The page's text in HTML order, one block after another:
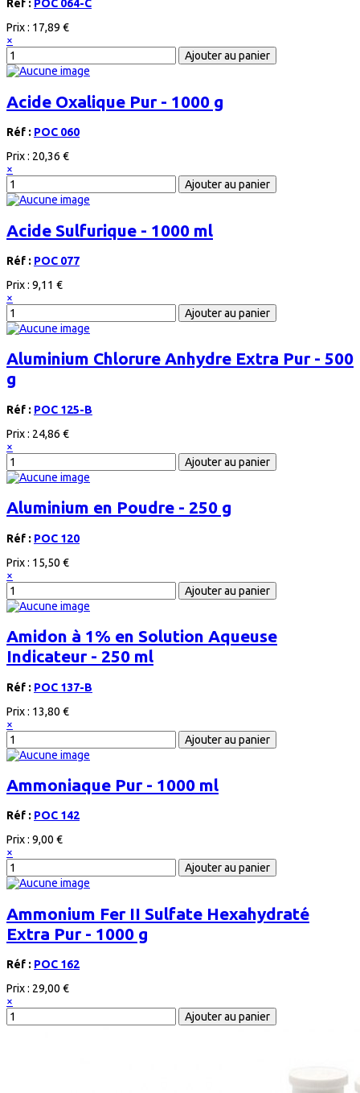
Réf : POC 064-C
Prix : 17,89 €
×
Acide Oxalique Pur - 1000 g
Réf : POC 060
Prix : 20,36 €
×
Acide Sulfurique - 1000 ml
Réf : POC 077
Prix : 9,11 €
×
Aluminium Chlorure Anhydre Extra Pur - 500
g
Réf : POC 125-B
Prix : 24,86 €
×
Aluminium en Poudre - 250 g
Réf : POC 120
Prix : 15,50 €
×
Amidon à 1% en Solution Aqueuse
Indicateur - 250 ml
Réf : POC 137-B
Prix : 13,80 €
×
Ammoniaque Pur - 1000 ml
Réf : POC 142
Prix : 9,00 €
×
Ammonium Fer II Sulfate Hexahydraté
Extra Pur - 1000 g
Réf : POC 162
Prix : 29,00 €
×